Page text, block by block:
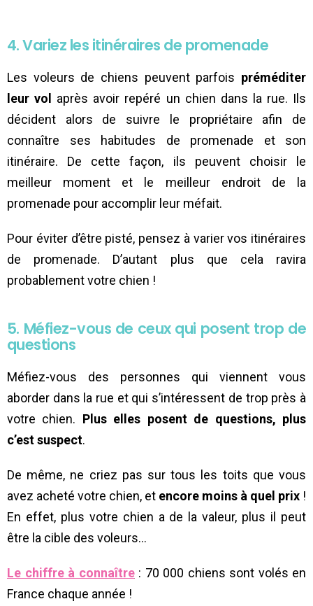
4. Variez les itinéraires de promenade
Les voleurs de chiens peuvent parfois préméditer
leur vol
après avoir repéré un chien dans la rue. Ils
décident alors de suivre le propriétaire afin de
connaître ses habitudes de promenade et son
itinéraire. De cette façon, ils peuvent choisir le
meilleur moment et le meilleur endroit de la
promenade pour accomplir leur méfait.
Pour éviter d’être pisté, pensez à varier vos itinéraires
de promenade. D’autant plus que cela ravira
probablement votre chien !
5. Méfiez-vous de ceux qui posent trop de
questions
Méfiez-vous des personnes qui viennent vous
aborder dans la rue et qui s’intéressent de trop près à
votre chien. Plus elles posent de questions, plus
c’est suspect.
De même, ne criez pas sur tous les toits que vous
avez acheté votre chien, et encore moins à quel prix !
En effet, plus votre chien a de la valeur, plus il peut
être la cible des voleurs…
Le chiffre à connaître: 70 000 chiens sont volés en
France chaque année !